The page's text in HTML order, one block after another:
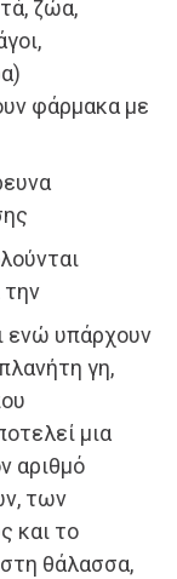
ζώα,
φάρμακα με
την
ενώ υπάρχουν
γη,
μια
αριθμό
των
και το
θάλασσα,